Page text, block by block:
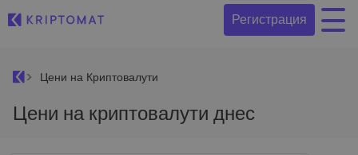
Регистрация
Цени на Криптовалути
Цени на криптовалути днес